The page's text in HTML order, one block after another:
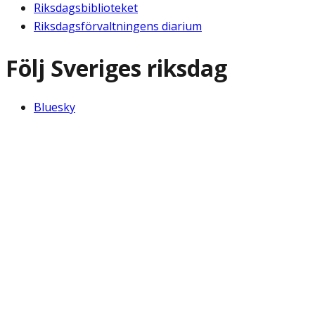
Riksdagsbiblioteket
Riksdagsförvaltningens diarium
Följ Sveriges riksdag
Bluesky